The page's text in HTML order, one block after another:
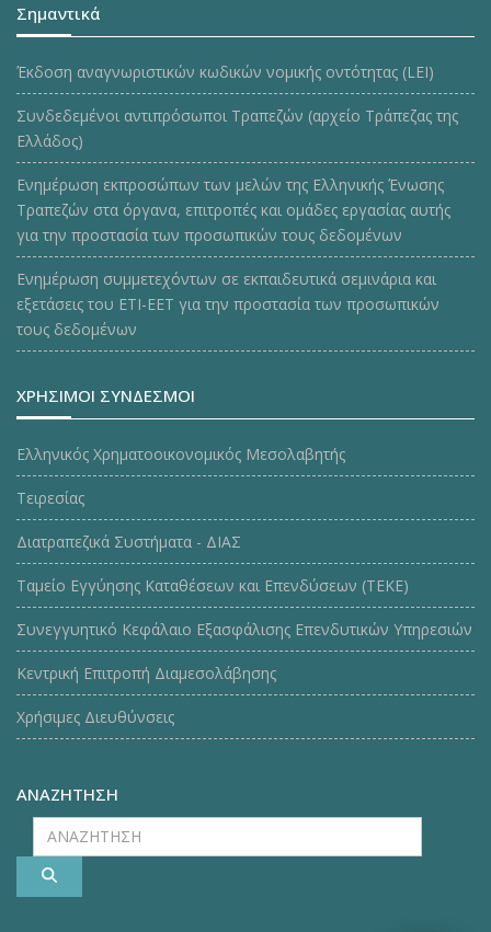
Σημαντικά
Έκδοση αναγνωριστικών κωδικών νομικής οντότητας (LEI)
Συνδεδεμένοι αντιπρόσωποι Τραπεζών (αρχείο Τράπεζας της
Ελλάδος)
Ενημέρωση εκπροσώπων των μελών της Ελληνικής Ένωσης
Τραπεζών στα όργανα, επιτροπές και ομάδες εργασίας αυτής
για την προστασία των προσωπικών τους δεδομένων
Ενημέρωση συμμετεχόντων σε εκπαιδευτικά σεμινάρια και
εξετάσεις του ΕΤΙ-ΕΕΤ για την προστασία των προσωπικών
τους δεδομένων
ΧΡΗΣΙΜΟΙ ΣΥΝΔΕΣΜΟΙ
Ελληνικός Χρηματοοικονομικός Μεσολαβητής
Τειρεσίας
Διατραπεζικά Συστήματα - ΔΙΑΣ
Ταμείο Εγγύησης Καταθέσεων και Επενδύσεων (ΤΕΚE)
Συνεγγυητικό Κεφάλαιο Εξασφάλισης Επενδυτικών Υπηρεσιών
Κεντρική Επιτροπή Διαμεσολάβησης
Χρήσιμες Διευθύνσεις
ΑΝΑΖΗΤΗΣΗ
ΑΝΑΖΗΤΗΣΗ